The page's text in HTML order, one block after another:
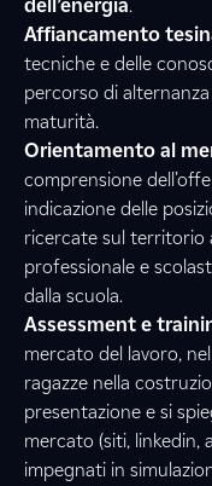
dell’energia.
Affiancamento
tecniche e delle
percorso di
maturità.
Orientamento al
comprensione
indicazione delle
ricercate sul territorio
professionale e
dalla scuola.
Assessment e
mercato del lavoro,
ragazze nella
presentazione e si
mercato (siti, linkedin,
impegnati in